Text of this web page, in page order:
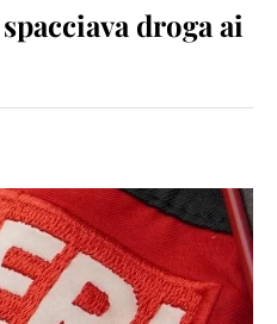
droga ai